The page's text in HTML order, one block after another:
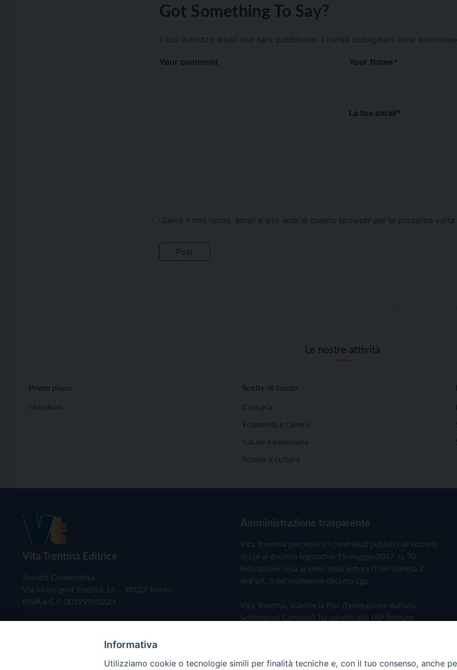
Got Something To Say?
Il tuo indirizzo email non sarà pubblicato. I campi obbligatori sono
Your comment Your Name*
La tua email*
Salva il mio nome, email e sito web in questo browser per la prossima
Le nostre attività
Primo piano
Meridiani
Scelte di fondo
Cronaca
Economia e Lavoro
Salute e benessere
Scuola e cultura
Vita Trentina Editrice
Società Cooperativa
Via Monsignor Endrici, 14 – 38122 Trento
P.IVA e C.F. 00199960220
Amministrazione trasparente
Vita Trentina percepisce i contributi pubblici all'editoria
di cui al decreto legislativo 15 maggio 2017, n. 70.
Indicazione resa ai sensi della lettera f) del comma 2
dell'art. 5 del medesimo decreto Lgs.
Vita Trentina, tramite la Fisc (Federazione Italiana
Settimanali Cattolici), ha aderito allo IAP (Istituto
Privacy Policy Cookie Policy
Informativa
Utilizziamo cookie o tecnologie simili per finalità tecniche e, con il tuo consenso, anche